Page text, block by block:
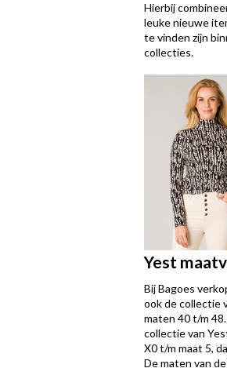
Hierbij
leuke nieuwe
te vinden zijn
collecties.
Yest
Bij Bagoes
ook de collectie
maten 40 t/m
collectie van
X0 t/m maat 5,
De maten van